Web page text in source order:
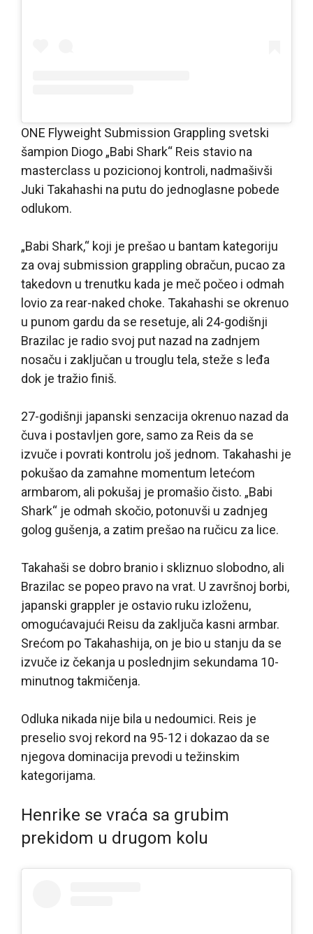
ONE Flyweight Submission Grappling svetski
šampion Diogo „Babi Shark“ Reis stavio na
masterclass u pozicionoj kontroli, nadmašivši
Juki Takahashi na putu do jednoglasne pobede
odlukom.
„Babi Shark,“ koji je prešao u bantam kategoriju
za ovaj submission grappling obračun, pucao za
takedovn u trenutku kada je meč počeo i odmah
lovio za rear-naked choke. Takahashi se okrenuo
u punom gardu da se resetuje, ali 24-godišnji
Brazilac je radio svoj put nazad na zadnjem
nosaču i zaključan u trouglu tela, steže s leđa
dok je tražio finiš.
27-godišnji japanski senzacija okrenuo nazad da
čuva i postavljen gore, samo za Reis da se
izvuče i povrati kontrolu još jednom. Takahashi je
pokušao da zamahne momentum letećom
armbarom, ali pokušaj je promašio čisto. „Babi
Shark“ je odmah skočio, potonuvši u zadnjeg
golog gušenja, a zatim prešao na ručicu za lice.
Takahaši se dobro branio i skliznuo slobodno, ali
Brazilac se popeo pravo na vrat. U završnoj borbi,
japanski grappler je ostavio ruku izloženu,
omogućavajući Reisu da zaključa kasni armbar.
Srećom po Takahashija, on je bio u stanju da se
izvuče iz čekanja u poslednjim sekundama 10-
minutnog takmičenja.
Odluka nikada nije bila u nedoumici. Reis je
preselio svoj rekord na 95-12 i dokazao da se
njegova dominacija prevodi u težinskim
kategorijama.
Henrike se vraća sa grubim
prekidom u drugom kolu